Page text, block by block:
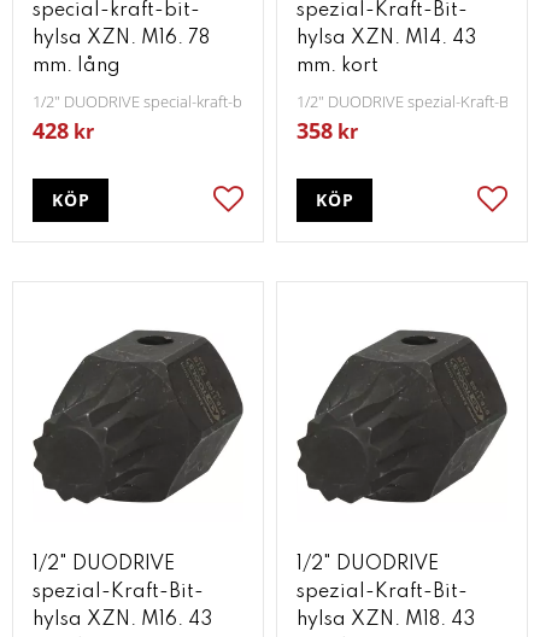
special-kraft-bit-
hylsa XZN. M16. 78
mm. lång
1/2" DUODRIVE special-kraft-bit-hylsa XZN M16 78 mm lång
428 kr
Lägg till i favoriter
KÖP
spezial-Kraft-Bit-
hylsa XZN. M14. 43
mm. kort
1/2" DUODRIVE spezial-Kraft-Bit-
358 kr
KÖP
1/2" DUODRIVE
spezial-Kraft-Bit-
hylsa XZN. M16. 43
1/2" DUODRIVE
spezial-Kraft-Bit-
hylsa XZN. M18. 43